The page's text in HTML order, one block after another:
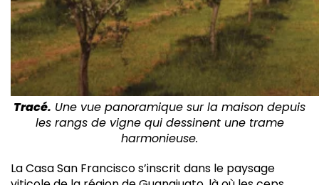
Tracé. Une vue panoramique sur la maison depuis
les rangs de vigne qui dessinent une trame
harmonieuse.
La Casa San Francisco s’inscrit dans le paysage